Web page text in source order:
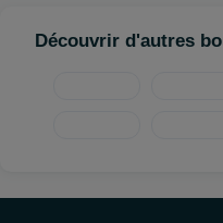
Découvrir d'autres